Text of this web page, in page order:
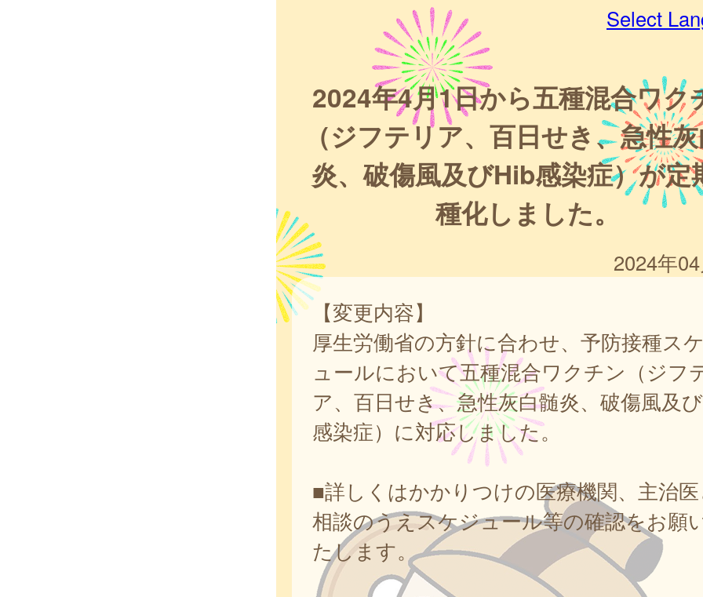
Select
2024年4月1日から五種混合ワク
（ジフテリア、百日せき、急性
炎、破傷風及びHib感染症）が定
種化しました。
2024年
【変更内容】
厚生労働省の方針に合わせ、予防接種ス
ュールにおいて五種混合ワクチン（ジフ
ア、百日せき、急性灰白髄炎、破傷風及
感染症）に対応しました。
■詳しくはかかりつけの医療機関、主治
相談のうえスケジュール等の確認をお願
たします。